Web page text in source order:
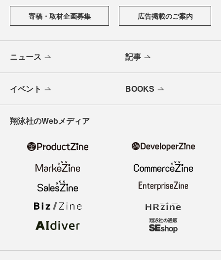
寄稿・取材企画募集 広告掲載のご案内
ニュース 記事
イベント BOOKS
翔泳社のWebメディア